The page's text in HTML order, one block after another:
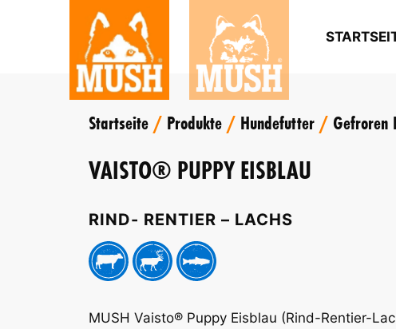
Startseite / Produkte / Hundefutter / Gefroren
VAISTO® PUPPY EISBLAU
RIND- RENTIER – LACHS
MUSH Vaisto® Puppy Eisblau (Rind-Rentier-